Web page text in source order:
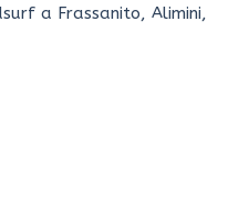
a Frassanito, Alimini,